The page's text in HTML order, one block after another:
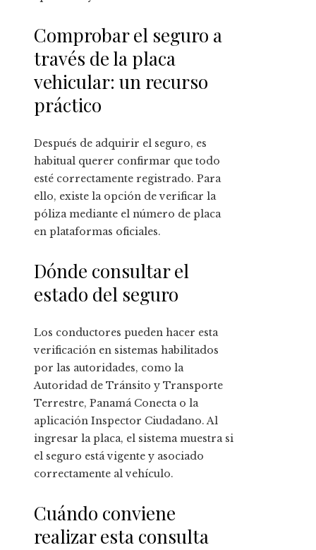
Comprobar el seguro a
través de la placa
vehicular: un recurso
práctico
Después de adquirir el seguro, es
habitual querer confirmar que todo
esté correctamente registrado. Para
ello, existe la opción de verificar la
póliza mediante el número de placa
en plataformas oficiales.
Dónde consultar el
estado del seguro
Los conductores pueden hacer esta
verificación en sistemas habilitados
por las autoridades, como la
Autoridad de Tránsito y Transporte
Terrestre, Panamá Conecta o la
aplicación Inspector Ciudadano. Al
ingresar la placa, el sistema muestra si
el seguro está vigente y asociado
correctamente al vehículo.
Cuándo conviene
realizar esta consulta